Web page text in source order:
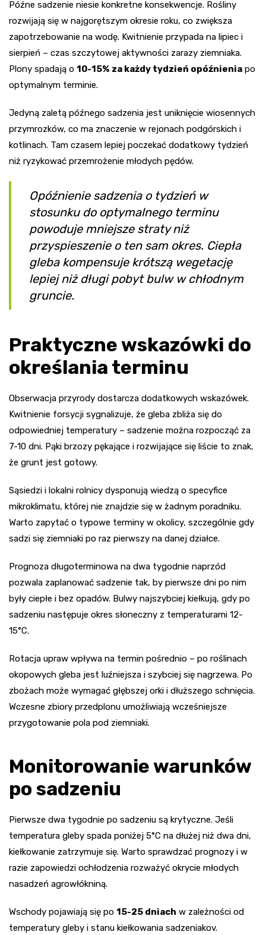
Późne sadzenie niesie konkretne konsekwencje. Rośliny
rozwijają się w najgorętszym okresie roku, co zwiększa
zapotrzebowanie na wodę. Kwitnienie przypada na lipiec i
sierpień – czas szczytowej aktywności zarazy ziemniaka.
Plony spadają o 10-15% za każdy tydzień opóźnienia po
optymalnym terminie.
Jedyną zaletą późnego sadzenia jest uniknięcie wiosennych
przymrozków, co ma znaczenie w rejonach podgórskich i
kotlinach. Tam czasem lepiej poczekać dodatkowy tydzień
niż ryzykować przemrożenie młodych pędów.
Opóźnienie sadzenia o tydzień w
stosunku do optymalnego terminu
powoduje mniejsze straty niż
przyspieszenie o ten sam okres. Ciepła
gleba kompensuje krótszą wegetację
lepiej niż długi pobyt bulw w chłodnym
gruncie.
Praktyczne wskazówki do
określania terminu
Obserwacja przyrody dostarcza dodatkowych wskazówek.
Kwitnienie forsycji sygnalizuje, że gleba zbliża się do
odpowiedniej temperatury – sadzenie można rozpocząć za
7-10 dni. Pąki brzozy pękające i rozwijające się liście to znak,
że grunt jest gotowy.
Sąsiedzi i lokalni rolnicy dysponują wiedzą o specyfice
mikroklimatu, której nie znajdzie się w żadnym poradniku.
Warto zapytać o typowe terminy w okolicy, szczególnie gdy
sadzi się ziemniaki po raz pierwszy na danej działce.
Prognoza długoterminowa na dwa tygodnie naprzód
pozwala zaplanować sadzenie tak, by pierwsze dni po nim
były ciepłe i bez opadów. Bulwy najszybciej kiełkują, gdy po
sadzeniu następuje okres słoneczny z temperaturami 12-
15°C.
Rotacja upraw wpływa na termin pośrednio – po roślinach
okopowych gleba jest luźniejsza i szybciej się nagrzewa. Po
zbożach może wymagać głębszej orki i dłuższego schnięcia.
Wczesne zbiory przedplonu umożliwiają wcześniejsze
przygotowanie pola pod ziemniaki.
Monitorowanie warunków
po sadzeniu
Pierwsze dwa tygodnie po sadzeniu są krytyczne. Jeśli
temperatura gleby spada poniżej 5°C na dłużej niż dwa dni,
kiełkowanie zatrzymuje się. Warto sprawdzać prognozy i w
razie zapowiedzi ochłodzenia rozważyć okrycie młodych
nasadzeń agrowłókniną.
Wschody pojawiają się po 15-25 dniach w zależności od
temperatury gleby i stanu kiełkowania sadzeniakov.